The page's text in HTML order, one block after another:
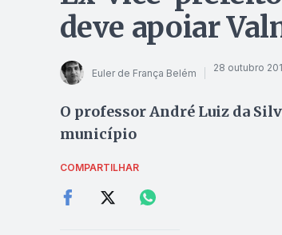
deve apoiar
Euler de França Belém 28 outubro
O professor André Luiz da
município
COMPARTILHAR